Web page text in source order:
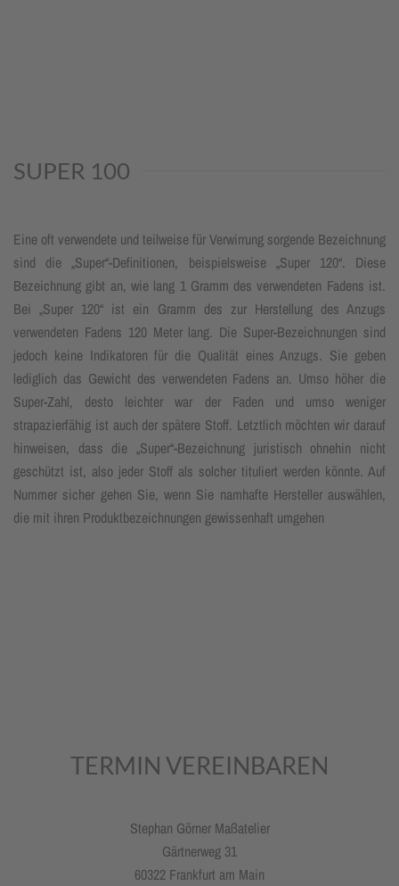
SUPER 100
Eine oft verwendete und teilweise für Verwirrung sorgende Bezeichnung
sind die „Super“-Definitionen, beispielsweise „Super 120“. Diese
Bezeichnung gibt an, wie lang 1 Gramm des verwendeten Fadens ist.
Bei „Super 120“ ist ein Gramm des zur Herstellung des Anzugs
verwendeten Fadens 120 Meter lang. Die Super-Bezeichnungen sind
jedoch keine Indikatoren für die Qualität eines Anzugs. Sie geben
lediglich das Gewicht des verwendeten Fadens an. Umso höher die
Super-Zahl, desto leichter war der Faden und umso weniger
strapazierfähig ist auch der spätere Stoff. Letztlich möchten wir darauf
hinweisen, dass die „Super“-Bezeichnung juristisch ohnehin nicht
geschützt ist, also jeder Stoff als solcher tituliert werden könnte. Auf
Nummer sicher gehen Sie, wenn Sie namhafte Hersteller auswählen,
die mit ihren Produktbezeichnungen gewissenhaft umgehen
TERMIN VEREINBAREN
Stephan Görner Maßatelier
Gärtnerweg 31
60322 Frankfurt am Main